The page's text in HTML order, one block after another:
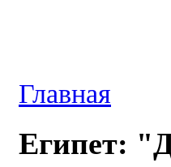
Главная
Египет: